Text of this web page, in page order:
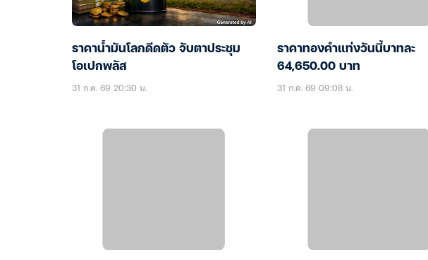
ราคาน้ำมันโลกดีดตัว จับตาประชุม
โอเปกพลัส
31 ก.ค. 69 20:30 น.
ราคาทองคำแท่งวันนี้บาทละ
64,650.00 บาท
31 ก.ค. 69 09:08 น.